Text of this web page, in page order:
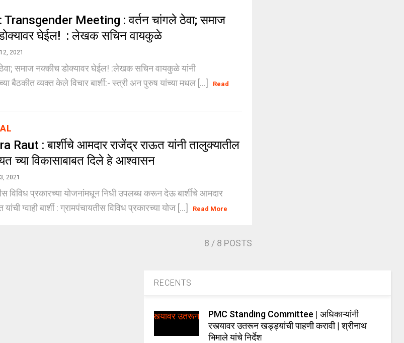
Transgender Meeting : वर्तन चांगले ठेवा; समाज
घेईल! : लेखक सचिन वायकुळे
2021
समाज नक्कीच डोक्यावर घेईल! :लेखक सचिन वायकुळे यांनी
बैठकीत व्यक्त केले विचार बार्शी:- स्त्री अन पुरुष यांच्या मधल [...]
Read
Raut : बार्शीचे आमदार राजेंद्र राऊत यांनी तालुक्यातील
च्या विकासाबाबत दिले हे आश्वासन
2021
विविध प्रकारच्या योजनांमधून निधी उपलब्ध करून देऊ बार्शीचे आमदार
ग्वाही बार्शी : ग्रामपंचायतीस विविध प्रकारच्या योज [...]
Read More
8 / 8 POSTS
RECENTS
PMC Standing Committee | अधिकाऱ्यांनी
रस्त्यावर उतरून खड्ड्यांची पाहणी करावी | श्रीनाथ
भिमाले यांचे निर्देश